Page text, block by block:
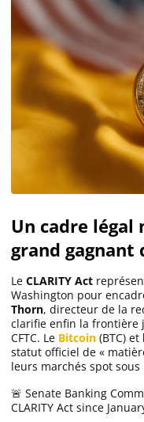
Un cadre légal
grand gagnant
Le CLARITY Act
Washington pour
Thorn, directeur de la
clarifie enfin la frontière
CFTC. Le Bitcoin (BTC) et
statut officiel de «
leurs marchés spot
🚨 Senate Banking
CLARITY Act since